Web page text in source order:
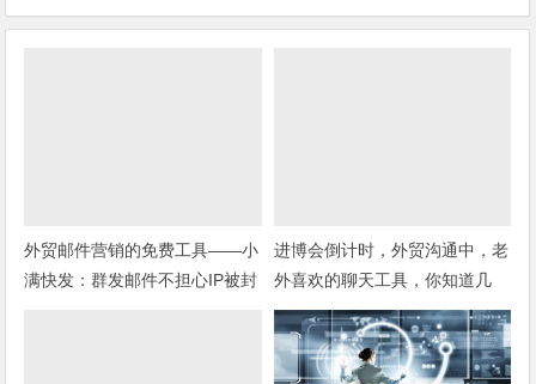
外贸邮件营销的免费工具——小
满快发：群发邮件不担心IP被封
进博会倒计时，外贸沟通中，老
外喜欢的聊天工具，你知道几
种？